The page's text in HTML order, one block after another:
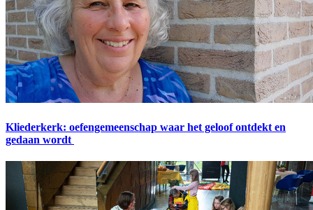
Kliederkerk: oefengemeenschap waar het geloof ontdekt en
gedaan wordt